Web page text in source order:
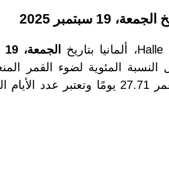
الجمعة، 19 سبتمبر 2025
سبتمبر 2025 يبلغ من العمر